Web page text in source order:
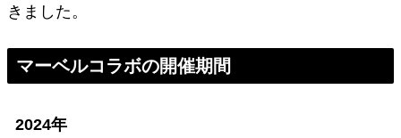
きました。
マーベルコラボの開催期間
2024年